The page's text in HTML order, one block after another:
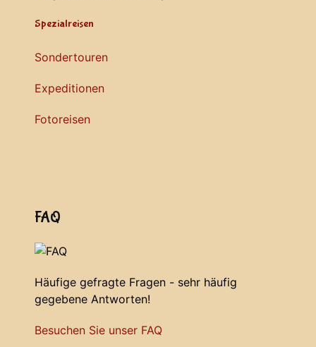
Spezialreisen
Sondertouren
Expeditionen
Fotoreisen
FAQ
Häufige gefragte Fragen - sehr häufig
gegebene Antworten!
Besuchen Sie unser FAQ